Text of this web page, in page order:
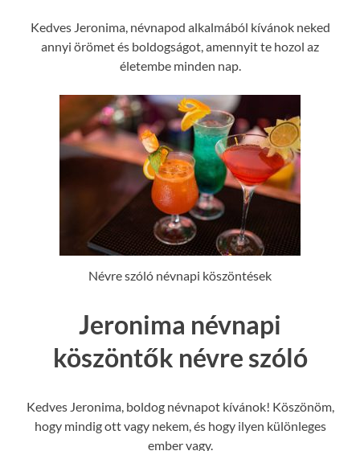
Kedves Jeronima, névnapod alkalmából kívánok neked
annyi örömet és boldogságot, amennyit te hozol az
életembe minden nap.
Névre szóló névnapi köszöntések
Jeronima névnapi
köszöntők névre szóló
Kedves Jeronima, boldog névnapot kívánok! Köszönöm,
hogy mindig ott vagy nekem, és hogy ilyen különleges
ember vagy.